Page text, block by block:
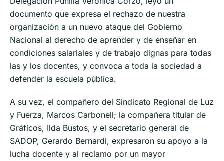
documento que expresa el rechazo de nuestra
organización a un nuevo ataque del Gobierno
Nacional al derecho de aprender y de enseñar en
condiciones salariales y de trabajo dignas para todas
las y los docentes, y convoca a toda la sociedad a
defender la escuela pública.
A su vez, el compañero del Sindicato Regional de Luz
y Fuerza, Marcos Carbonell; la compañera titular de
Gráficos, Ilda Bustos, y el secretario general de
SADOP, Gerardo Bernardi, expresaron su apoyo a la
lucha docente y al reclamo por un mayor